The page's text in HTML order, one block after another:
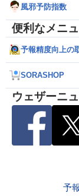
風邪予防指数
便利なメニ
予報精度向上の
SORASHOP
ウェザーニ
予